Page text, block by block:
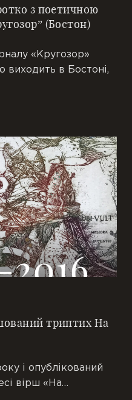
з поетичною
(Бостон)
«Кругозор»
виходить в Бостоні,
триптих На
і опублікований
вірш «На…